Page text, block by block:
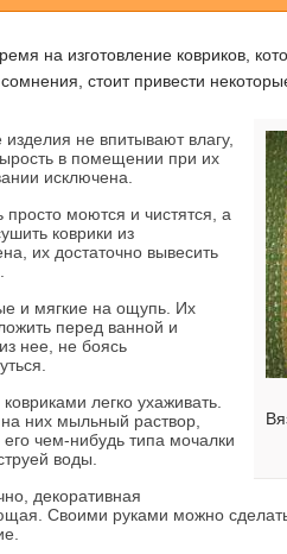
на изготовление ковриков,
стоит привести
не впитывают влагу,
в помещении при их
исключена.
просто моются и чистятся, а
коврики из
их достаточно вывесить
и мягкие на ощупь. Их
перед ванной и
нее, не боясь
легко ухаживать.
них мыльный раствор,
его чем-нибудь типа мочалки
воды.
декоративная
Своими руками можно